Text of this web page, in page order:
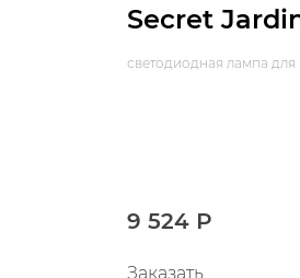
Secret
светодиодная лампа для
9 524 Р
Заказать